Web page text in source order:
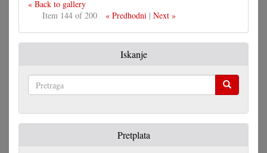
« Back to gallery
Item 144 of 200
« Predhodni| Next »
Iskanje
Pretplata